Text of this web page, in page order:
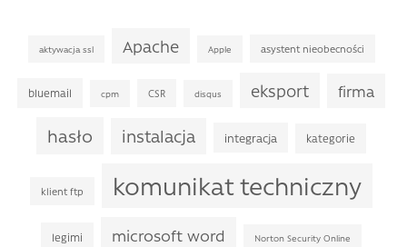
aktywacja ssl Apache Apple asystent nieobecności
bluemail cpm CSR disqus eksport firma
hasło instalacja integracja kategorie
klient ftp komunikat techniczny
legimi microsoft word Norton Security Online